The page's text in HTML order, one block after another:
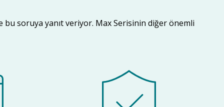
bu soruya yanıt veriyor. Max Serisinin diğer önemli